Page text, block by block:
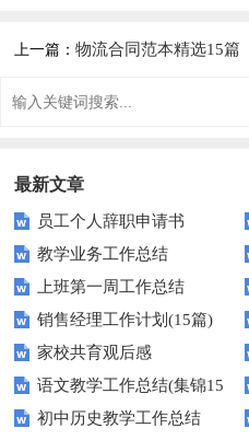
上一篇：物流合同范本精选15篇
最新文章
员工个人辞职申请书
教学业务工作总结
上班第一周工作总结
销售经理工作计划(15篇)
家校共育观后感
语文教学工作总结(集锦15
篇) 初中历史教学工作总结